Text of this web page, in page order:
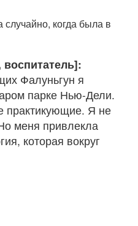
когда была в
Фалуньгун я
парке Нью-Дели.
практикующие. Я не
меня привлекла
которая вокруг